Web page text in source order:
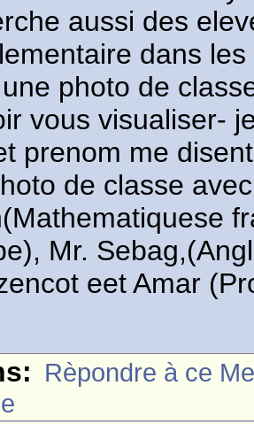
aussi des
dans
photo de
vous visualiser-
prenom me
de classe
Mr.
eet Amar
Rèpondre à ce